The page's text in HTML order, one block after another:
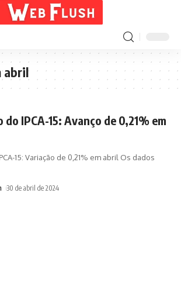
abril
do IPCA-15: Avanço de 0,21% em
15: Variação de 0,21% em abril Os dados
30 de abril de 2024